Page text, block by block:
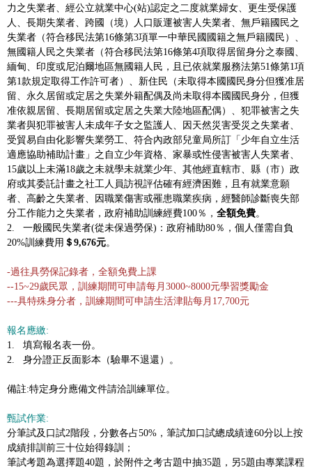
力之失業者、經公立就業中心(站)認定之二度就業婦女、更生受保護
人、長期失業者、跨國（境）人口販運被害人失業者、無戶籍國民之
失業者（符合移民法第16條第3項單一中華民國國籍之無戶籍國民）、
無國籍人民之失業者（符合移民法第16條第4項取得居留身分之泰國、
緬甸、印度或尼泊爾地區無國籍人民，且已依就業服務法第51條第1項
第1款規定取得工作許可者）、新住民（未取得本國國民身分但獲准居
留、永久居留或定居之失業外籍配偶及尚未取得本國國民身分，但獲
准依親居留、長期居留或定居之失業大陸地區配偶）、犯罪被害之失
業者與犯罪被害人未成年子女之監護人、因天然災害受災之失業者、
受貿易自由化影響失業勞工、符合內政部兒童局所訂「少年自立生活
適應協助補助計畫」之自立少年資格、家暴或性侵害被害人失業者、
15歲以上未滿18歲之未就學未就業少年、其他經直轄市、縣（市）政
府或其委託計畫之社工人員訪視評估確有經濟困難，且有就業意願
者、高齡之失業者、因職業傷害或罹患職業疾病，經醫師診斷喪失部
分工作能力之失業者，政府補助訓練經費100％， 全額免費。
2. 一般國民失業者(從未保過勞保)：政府補助80％，個人僅需自負
20%訓練費用 ＄9,676元。
-過往具勞保記錄者，全額免費上課
--15~29歲民眾，訓練期間可申請每月3000~8000元學習獎勵金
---具特殊身分者， 訓練期間可申請生活津貼每月17,700元
報名應繳:
1. 填寫報名表一份。
2. 身分證正反面影本（驗畢不退還）。
備註:特定身分應備文件請洽訓練單位。
甄試作業:
分筆試及口試2階段，分數各占50%，筆試加口試總成績達60分以上按
成績排訓前三十位始得錄訓；
筆試考題為選擇題40題，於附件之考古題中抽35題，另5題由專業課程